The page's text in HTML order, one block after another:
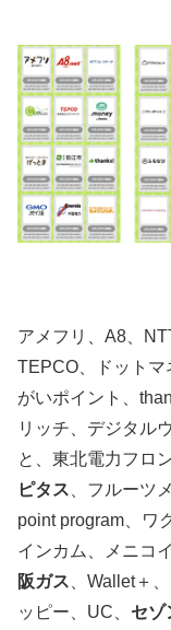
アメフリ、A8、
TEPCO、ドットマ
がいポイント、
リッチ、デジタル
と、東北電力フロ
ピタス、フルーツ
point program、ワ
インカム、メニコイ
阪ガス、Wallet＋
ッピー、UC、 セゾ